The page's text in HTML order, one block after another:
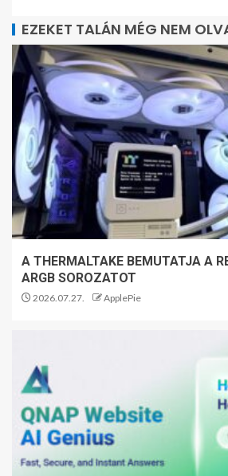
EZEKET TALÁN MÉG NEM
A THERMALTAKE BEMUTATJA A
ARGB SOROZATOT
2026.07.27. ApplePie